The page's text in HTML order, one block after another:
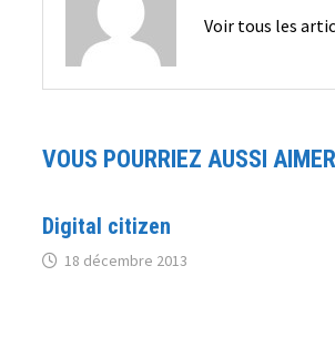
Voir tous les
VOUS POURRIEZ AUSSI AIMER
Digital citizen
18 décembre 2013